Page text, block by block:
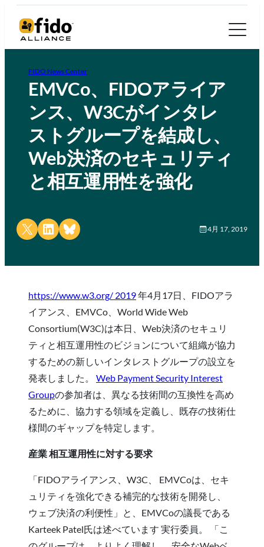
FIDO News Center
EMVCo、FIDOアライア
ンス、W3Cがインタレ
ストグループを結成し、
Web決済のセキュリティ
と相互運用性を強化
Share on X Share on LinkedIn
Share on Bluesky 4月 17, 2019
https://www.w3.org/ 2019年4月17日、FIDOアラ
イアンス、EMVCo、World Wide Web
Consortium(W3C)は本日、Web決済のセキュリ
ティと相互運用性のビジョンについて組織が協力
するための新しいインタレストグループの設立を
発表しました。 Web Payment Security Interest
Groupの参加者は、異なる技術間の互換性を高め
るために、協力する領域を定義し、既存の技術仕
様間のギャップを特定します。
産業 相互運用性に対する要求
「FIDOアライアンス、W3C、 EMVCoは、セキ
ュリティを強化できる補完的な技術を開発し、
ウェブ決済の利便性」と、EMVCoの議長である
Karteek Patel氏は述べています 実行委員。 「こ